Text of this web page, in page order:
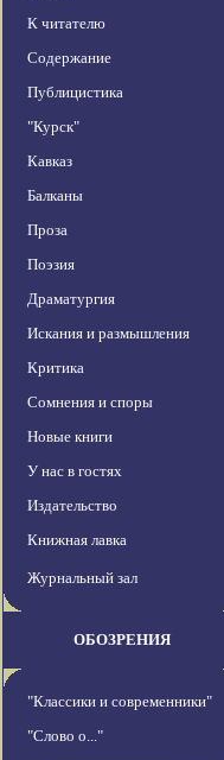
К читателю
Содержание
Публицистика
"Курск"
Кавказ
Балканы
Проза
Поэзия
Драматургия
Искания и размышления
Критика
Сомнения и споры
Новые книги
У нас в гостях
Издательство
Книжная лавка
Журнальный зал
ОБОЗРЕНИЯ
"Классики и современники"
"Слово о..."